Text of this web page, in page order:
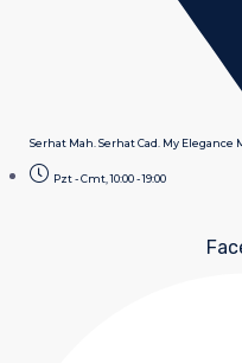
Serhat Mah. Serhat Cad. My Elegance
Pzt - Cmt, 10:00 - 19:00